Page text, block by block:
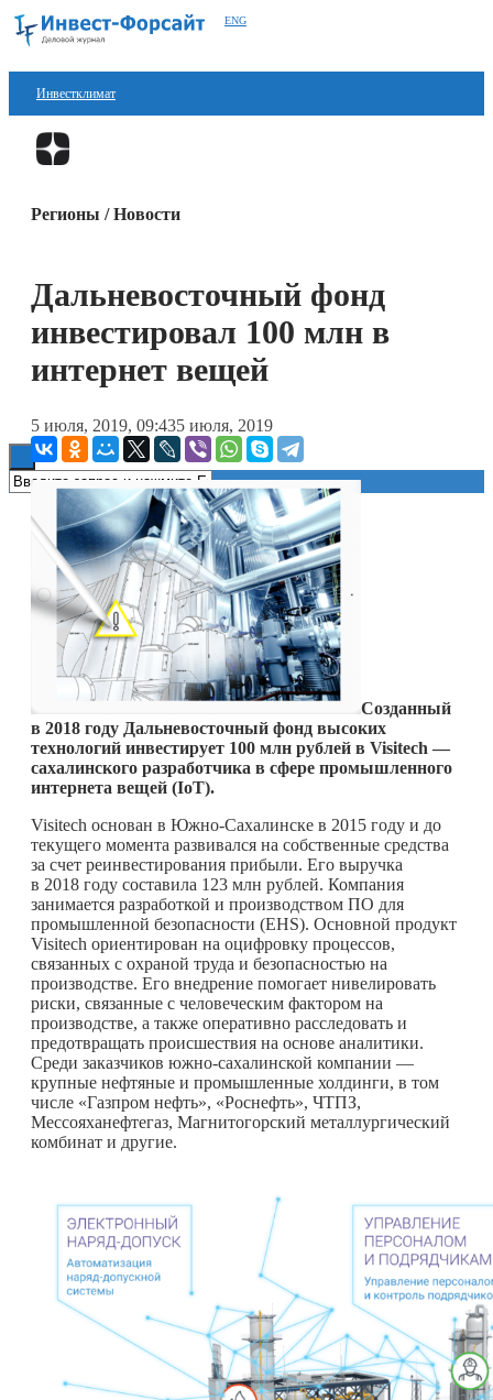
ENG
Инвестклимат
Финансы
Технологии
Регионы / Новости
Дальневосточный фонд
инвестировал 100 млн в
интернет вещей
5 июля, 2019, 09:435 июля, 2019
Созданный
в 2018 году Дальневосточный фонд высоких
технологий инвестирует 100 млн рублей в Visitech —
сахалинского разработчика в сфере промышленного
интернета вещей (IoT).
Visitech основан в Южно-Сахалинске в 2015 году и до
текущего момента развивался на собственные средства
за счет реинвестирования прибыли. Его выручка
в 2018 году составила 123 млн рублей. Компания
занимается разработкой и производством ПО для
промышленной безопасности (EHS). Основной продукт
Visitech ориентирован на оцифровку процессов,
связанных с охраной труда и безопасностью на
производстве. Его внедрение помогает нивелировать
риски, связанные с человеческим фактором на
производстве, а также оперативно расследовать и
предотвращать происшествия на основе аналитики.
Среди заказчиков южно-сахалинской компании —
крупные нефтяные и промышленные холдинги, в том
числе «Газпром нефть», «Роснефть», ЧТПЗ,
Мессояханефтегаз, Магнитогорский металлургический
комбинат и другие.